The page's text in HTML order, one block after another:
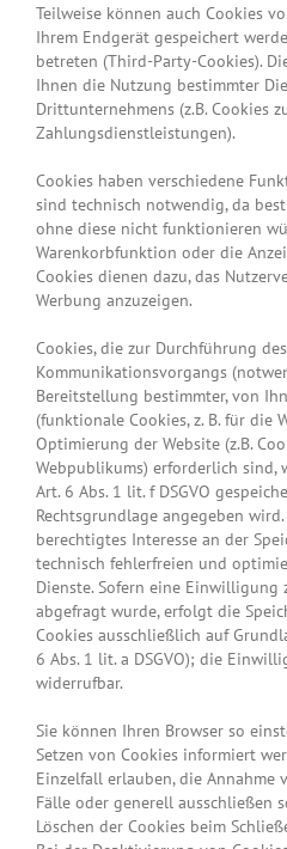
Teilweise können auch Cookies
Ihrem Endgerät gespeichert
betreten (Third-Party-Cookies).
Ihnen die Nutzung bestimmter
Drittunternehmens (z.B. Cookies
Zahlungsdienstleistungen).
Cookies haben verschiedene
sind technisch notwendig, da
ohne diese nicht funktionieren
Warenkorbfunktion oder die
Cookies dienen dazu, das
Werbung anzuzeigen.
Cookies, die zur Durchführung
Kommunikationsvorgangs
Bereitstellung bestimmter, von
(funktionale Cookies, z. B. für die
Optimierung der Website (z.B.
Webpublikums) erforderlich sind,
Art. 6 Abs. 1 lit. f DSGVO
Rechtsgrundlage angegeben
berechtigtes Interesse an der
technisch fehlerfreien und
Dienste. Sofern eine Einwilligung
abgefragt wurde, erfolgt die
Cookies ausschließlich auf
6 Abs. 1 lit. a DSGVO); die
widerrufbar.
Sie können Ihren Browser so
Setzen von Cookies informiert
Einzelfall erlauben, die Annahme
Fälle oder generell ausschließen
Löschen der Cookies beim